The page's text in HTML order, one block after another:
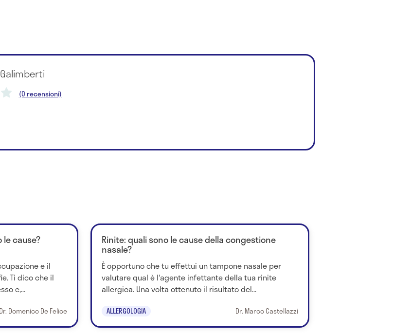
(0 recensioni)
cause?
e il
Ti dico che il
e,...
Dr. Domenico De Felice
Rinite: quali sono le cause della congestione
nasale?
È opportuno che tu effettui un tampone nasale per
valutare qual è l'agente infettante della tua rinite
allergica. Una volta ottenuto il risultato del...
ALLERGOLOGIA Dr. Marco Castellazzi